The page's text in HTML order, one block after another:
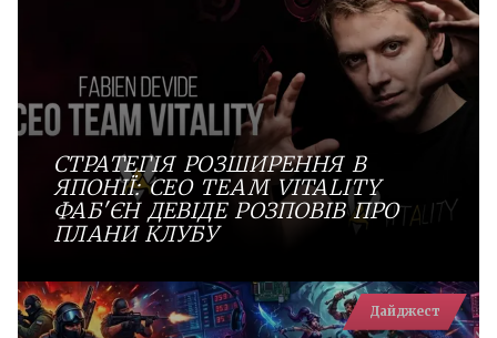
СТРАТЕГІЯ РОЗШИРЕННЯ В
ЯПОНІЇ: СEO TEAM VITALITY
ФАБ'ЄН ДЕВІДЕ РОЗПОВІВ ПРО
ПЛАНИ КЛУБУ
Дайджест